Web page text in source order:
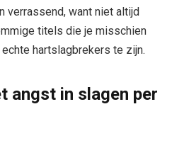
verrassend, want niet altijd
titels die je misschien
hartslagbrekers te zijn.
angst in slagen per